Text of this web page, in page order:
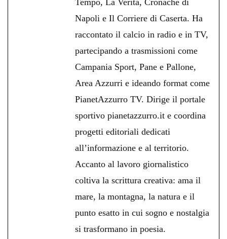
Napoli e Il Corriere di Caserta. Ha
raccontato il calcio in radio e in TV,
partecipando a trasmissioni come
Campania Sport, Pane e Pallone,
Area Azzurri e ideando format come
PianetAzzurro TV. Dirige il portale
sportivo pianetazzurro.it e coordina
progetti editoriali dedicati
all’informazione e al territorio.
Accanto al lavoro giornalistico
coltiva la scrittura creativa: ama il
mare, la montagna, la natura e il
punto esatto in cui sogno e nostalgia
si trasformano in poesia.